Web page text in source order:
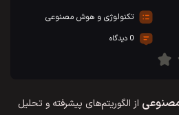
تکنولوژی و هوش مصنوعی
0 دیدگاه
از الگوریتم‌های پیشرفته و تحلیل